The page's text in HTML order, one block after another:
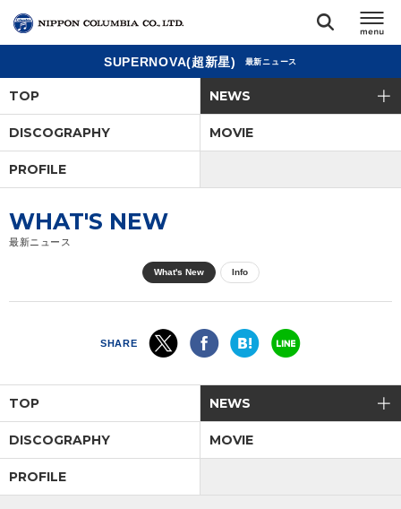
閉じる
アーティスト
ジャンル
直営ショップ
会社情報
サイトマップ
SUPERNOVA(超新星) 最新ニュース
TOP NEWS
DISCOGRAPHY MOVIE
PROFILE
WHAT'S NEW
最新ニュース
What's New Info
SHARE
TOP NEWS
DISCOGRAPHY MOVIE
PROFILE